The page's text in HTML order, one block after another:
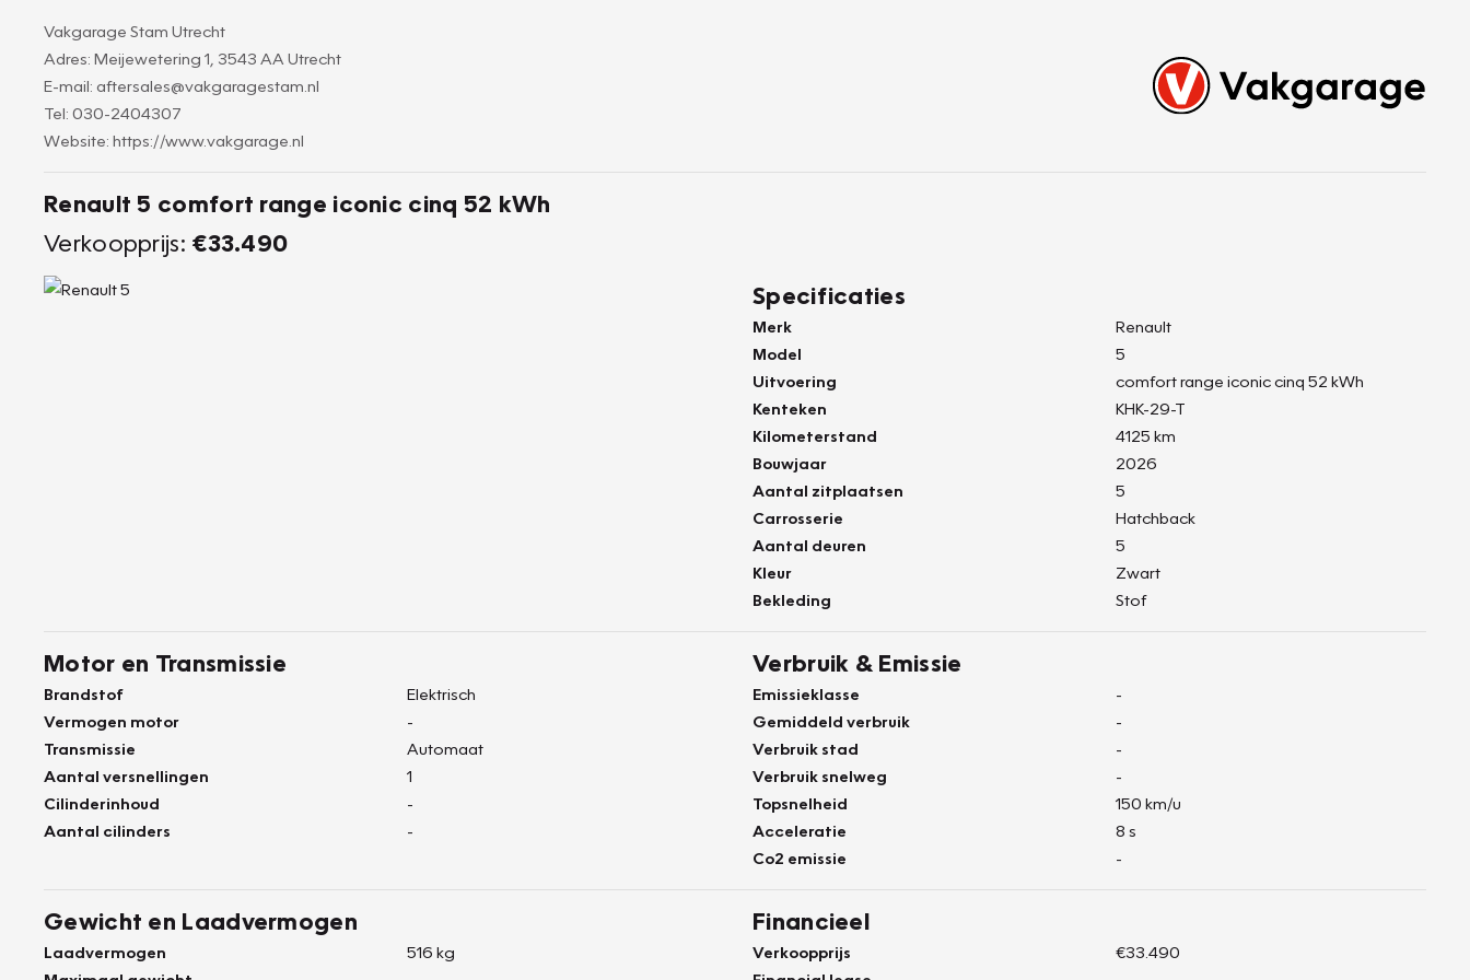
Vakgarage Stam Utrecht
Adres: Meijewetering 1, 3543 AA Utrecht
E-mail: aftersales@vakgaragestam.nl
Tel: 030-2404307
Website: https://www.vakgarage.nl
Renault 5 comfort range iconic cinq 52 kWh
Verkoopprijs: €33.490
Specificaties
Merk
Renault
Model
5
Uitvoering
comfort range iconic cinq 52 kWh
Kenteken
KHK-29-T
Kilometerstand
4125 km
Bouwjaar
2026
Aantal zitplaatsen
5
Carrosserie
Hatchback
Aantal deuren
5
Kleur
Zwart
Bekleding
Stof
Motor en Transmissie
Brandstof
Elektrisch
Vermogen motor
-
Transmissie
Automaat
Aantal versnellingen
1
Cilinderinhoud
-
Aantal cilinders
-
Verbruik & Emissie
Emissieklasse
-
Gemiddeld verbruik
-
Verbruik stad
-
Verbruik snelweg
-
Topsnelheid
150 km/u
Acceleratie
8 s
Co2 emissie
-
Gewicht en Laadvermogen
Laadvermogen
516 kg
Financieel
Verkoopprijs
€33.490